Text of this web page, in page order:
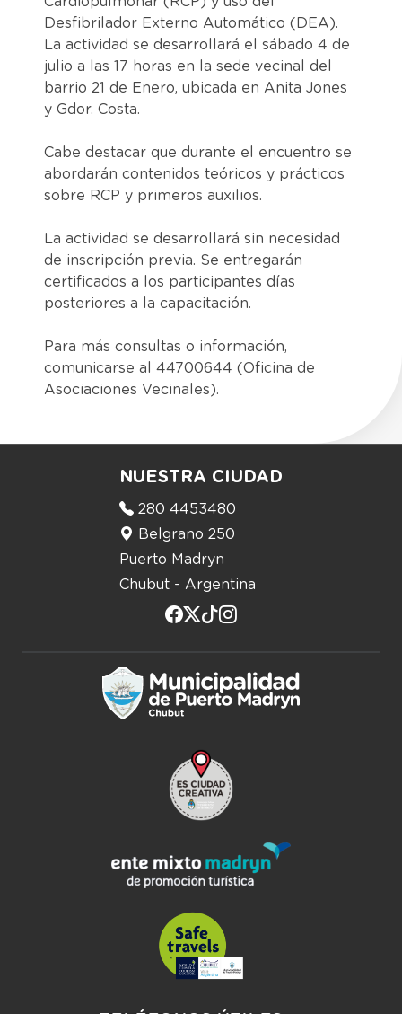
Desfibrilador Externo Automático (DEA).
La actividad se desarrollará el sábado 4 de
julio a las 17 horas en la sede vecinal del
barrio 21 de Enero, ubicada en Anita Jones
y Gdor. Costa.
Cabe destacar que durante el encuentro se
abordarán contenidos teóricos y prácticos
sobre RCP y primeros auxilios.
La actividad se desarrollará sin necesidad
de inscripción previa. Se entregarán
certificados a los participantes días
posteriores a la capacitación.
Para más consultas o información,
comunicarse al 44700644 (Oficina de
Asociaciones Vecinales).
NUESTRA CIUDAD
280 4453480
Belgrano 250
Puerto Madryn
Chubut - Argentina